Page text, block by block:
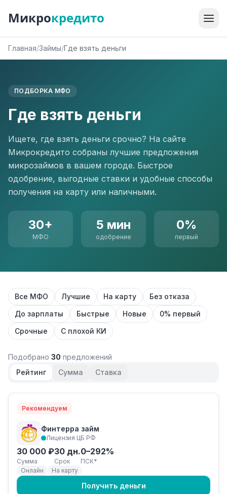
Микрокредито
Главная/Займы/Где взять деньги
ПОДБОРКА МФО
Где взять деньги
Ищете, где взять деньги срочно? На сайте
Микрокредито собраны лучшие предложения
микрозаймов в вашем городе. Быстрое
одобрение, выгодные ставки и удобные способы
получения на карту или наличными.
30+
МФО
5 мин
одобрение
0%
первый
Все МФО Лучшие На карту
Без отказа
До зарплаты
Быстрые Новые
0% первый
Срочные
С плохой КИ
Подобрано 30 предложений
Рейтинг
Сумма Ставка
Рекомендуем
Финтерра займ
Лицензия ЦБ РФ
30 000 ₽
Сумма
30 дн.
Срок
0–292%
ПСК*
Онлайн
На карту
Получить деньги